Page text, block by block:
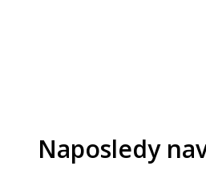
Naposledy